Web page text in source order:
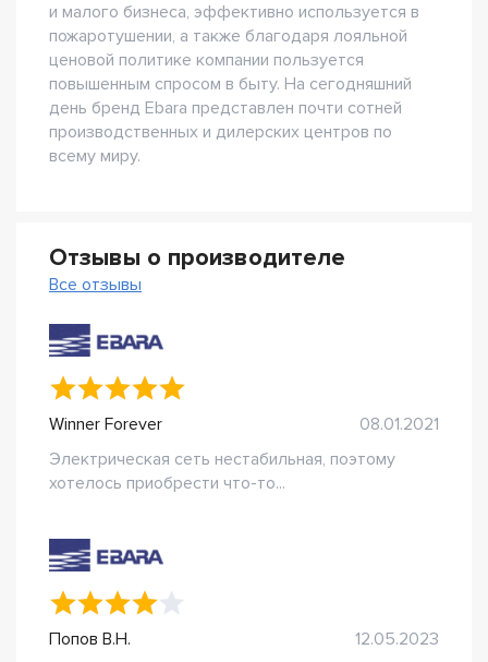
и малого бизнеса, эффективно используется в
пожаротушении, а также благодаря лояльной
ценовой политике компании пользуется
повышенным спросом в быту. На сегодняшний
день бренд Ebara представлен почти сотней
производственных и дилерских центров по
всему миру.
Отзывы о производителе
Все отзывы
Winner Forever
08.01.2021
Электрическая сеть нестабильная, поэтому
хотелось приобрести что-то...
Попов В.Н.
12.05.2023